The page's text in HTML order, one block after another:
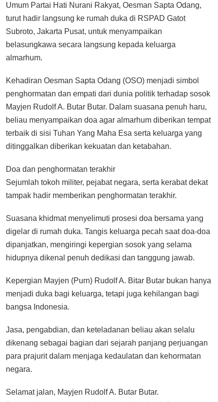
Umum Partai Hati Nurani Rakyat, Oesman Sapta Odang,
turut hadir langsung ke rumah duka di RSPAD Gatot
Subroto, Jakarta Pusat, untuk menyampaikan
belasungkawa secara langsung kepada keluarga
almarhum.
Kehadiran Oesman Sapta Odang (OSO) menjadi simbol
penghormatan dan empati dari dunia politik terhadap sosok
Mayjen Rudolf A. Butar Butar. Dalam suasana penuh haru,
beliau menyampaikan doa agar almarhum diberikan tempat
terbaik di sisi Tuhan Yang Maha Esa serta keluarga yang
ditinggalkan diberikan kekuatan dan ketabahan.
Doa dan penghormatan terakhir
Sejumlah tokoh militer, pejabat negara, serta kerabat dekat
tampak hadir memberikan penghormatan terakhir.
Suasana khidmat menyelimuti prosesi doa bersama yang
digelar di rumah duka. Tangis keluarga pecah saat doa-doa
dipanjatkan, mengiringi kepergian sosok yang selama
hidupnya dikenal penuh dedikasi dan tanggung jawab.
Kepergian Mayjen (Purn) Rudolf A. Bitar Butar bukan hanya
menjadi duka bagi keluarga, tetapi juga kehilangan bagi
bangsa Indonesia.
Jasa, pengabdian, dan keteladanan beliau akan selalu
dikenang sebagai bagian dari sejarah panjang perjuangan
para prajurit dalam menjaga kedaulatan dan kehormatan
negara.
Selamat jalan, Mayjen Rudolf A. Butar Butar.